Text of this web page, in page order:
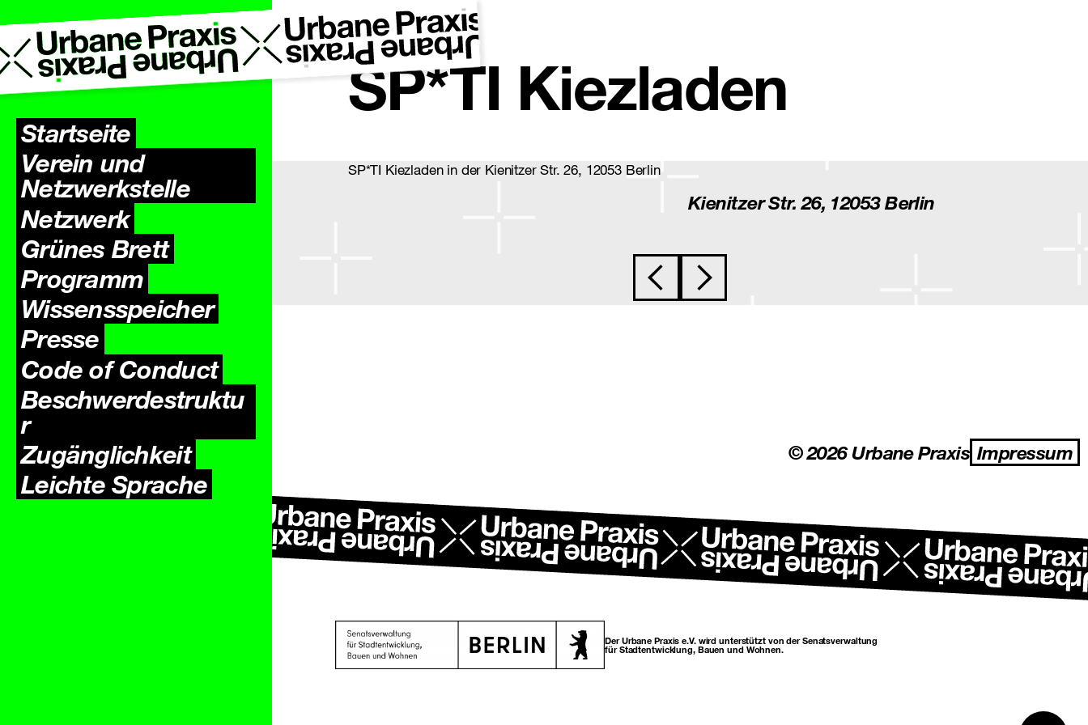
Startseite
Verein und
Netzwerkstelle
Netzwerk
Grünes Brett
Programm
Wissens­speicher
Presse
Code of Conduct
Beschwerdestruktu
r
Zugäng­lichkeit
Leichte Sprache
SP*TI Kiezladen
SP*TI Kiezladen in der Kienitzer Str. 26, 12053 Berlin
Kienitzer Str. 26, 12053 Berlin
Beitragsnavigation
© 2026 Urbane Praxis Impressum
Der Urbane Praxis e.V. wird unterstützt von der Senatsverwaltung
für Stadtentwicklung, Bauen und Wohnen.